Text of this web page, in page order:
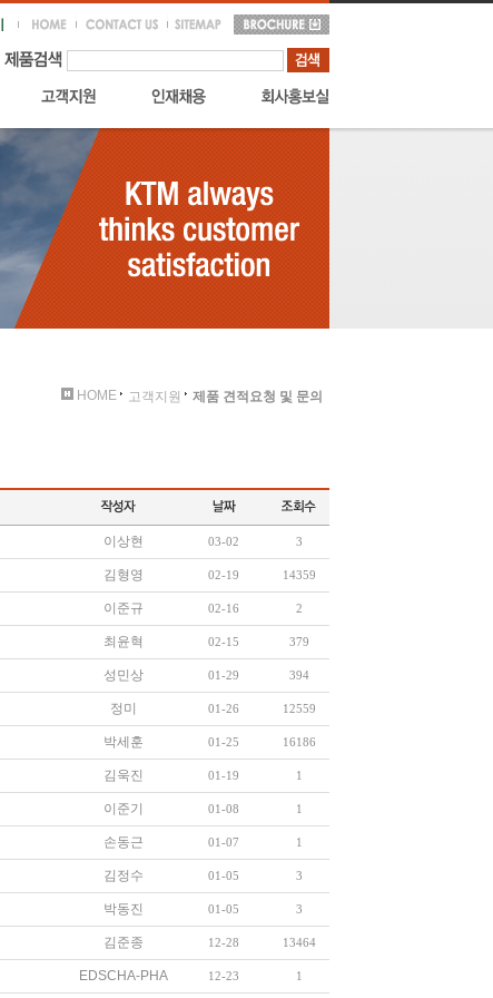
HOME 고객지원 제품 견적요청 및 문의
이상현 03-02 3
김형영 02-19 14359
이준규 02-16 2
최윤혁 02-15 379
성민상 01-29 394
정미 01-26 12559
박세훈 01-25 16186
김욱진 01-19 1
이준기 01-08 1
손동근 01-07 1
김정수 01-05 3
박동진 01-05 3
김준종 12-28 13464
EDSCHA-PHA 12-23 1